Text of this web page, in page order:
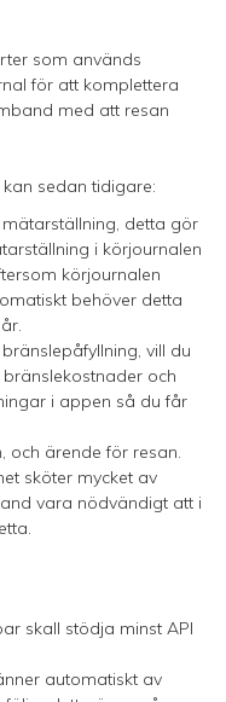
som används
för att komplettera
med att resan
sedan tidigare:
detta gör
i körjournalen
körjournalen
behöver detta
vill du
och
i appen så du får
och ärende för resan.
sköter mycket av
vara nödvändigt att i
skall stödja minst API
automatiskt av